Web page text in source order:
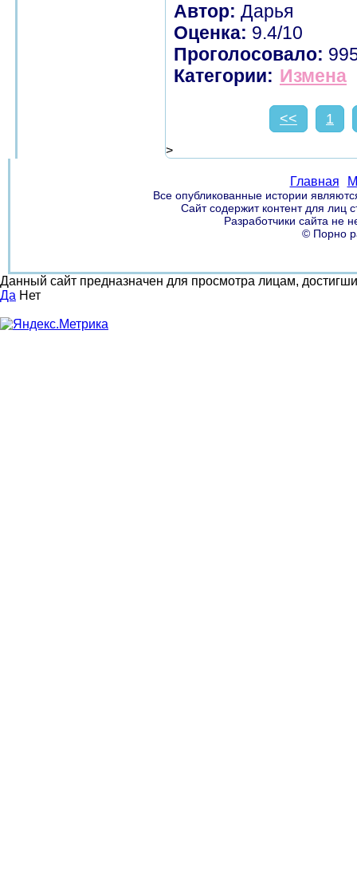
Автор: Дарья
Оценка: 9.4/10
Проголосовало:
Категории: Измена
<< 1
>
Главная
Все опубликованные истории
Сайт содержит контент для лиц
Разработчики сайта не
© Порно
Данный сайт предназначен для просмотра лицам,
Да Нет